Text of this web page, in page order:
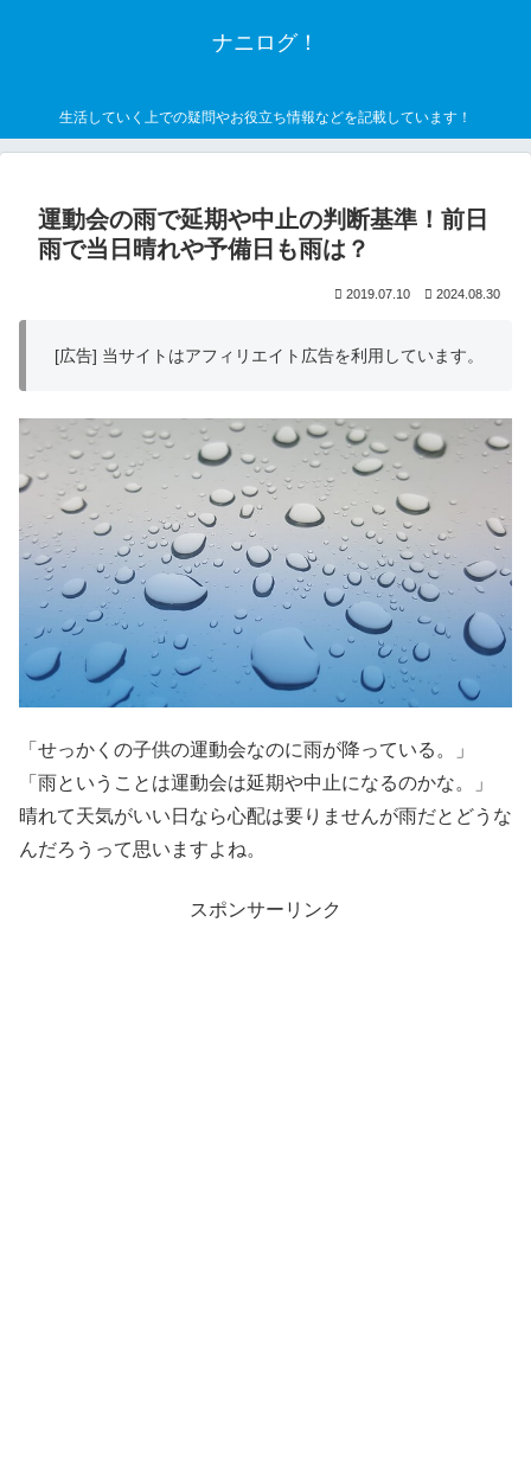
ナニログ！
生活していく上での疑問やお役立ち情報などを記載しています！
運動会の雨で延期や中止の判断基準！前日
雨で当日晴れや予備日も雨は？
2019.07.10 2024.08.30
[広告] 当サイトはアフィリエイト広告を利用しています。
「せっかくの子供の運動会なのに雨が降っている。」
「雨ということは運動会は延期や中止になるのかな。」
晴れて天気がいい日なら心配は要りませんが雨だとどうな
んだろうって思いますよね。
スポンサーリンク